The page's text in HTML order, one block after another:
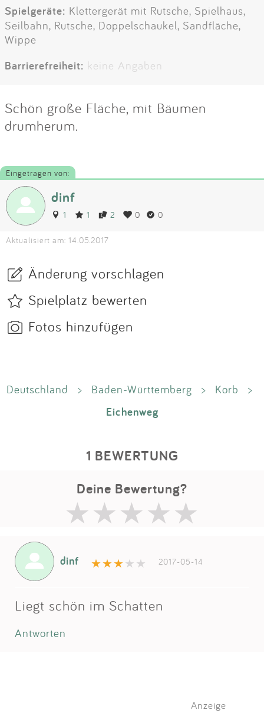
Spielgeräte: Klettergerät mit Rutsche, Spielhaus,
Seilbahn, Rutsche, Doppelschaukel, Sandfläche,
Wippe
Barrierefreiheit: keine Angaben
Schön große Fläche, mit Bäumen
drumherum.
Eingetragen von:
dinf
1 1 2 0 0
Aktualisiert am: 14.05.2017
Änderung vorschlagen
Spielplatz bewerten
Fotos hinzufügen
Deutschland > Baden-Württemberg > Korb >
Eichenweg
1 BEWERTUNG
Deine Bewertung?
dinf 2017-05-14
Liegt schön im Schatten
Antworten
Anzeige